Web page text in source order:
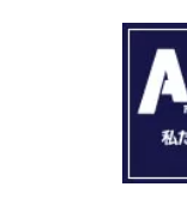
瓦の劣化が
穴が空いて
本当は屋根
の先10数年
をお願いしま